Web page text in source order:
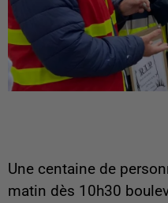
Une centaine de
matin dès 10h30